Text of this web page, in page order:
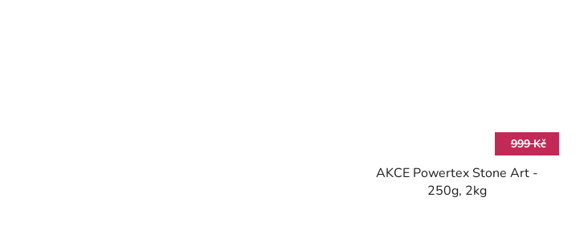
999 Kč
AKCE Powertex Stone Art -
250g, 2kg